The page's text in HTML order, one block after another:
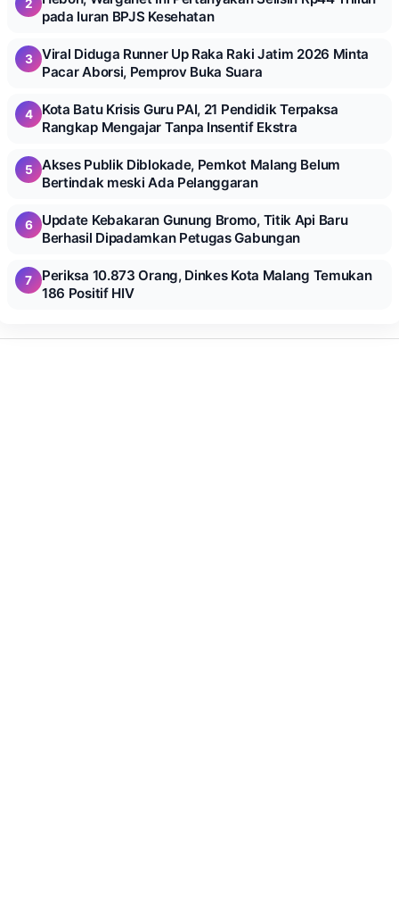
2
pada Iuran BPJS Kesehatan
3
Viral Diduga Runner Up Raka Raki Jatim 2026 Minta
Pacar Aborsi, Pemprov Buka Suara
4
Kota Batu Krisis Guru PAI, 21 Pendidik Terpaksa
Rangkap Mengajar Tanpa Insentif Ekstra
5
Akses Publik Diblokade, Pemkot Malang Belum
Bertindak meski Ada Pelanggaran
6
Update Kebakaran Gunung Bromo, Titik Api Baru
Berhasil Dipadamkan Petugas Gabungan
7
Periksa 10.873 Orang, Dinkes Kota Malang Temukan
186 Positif HIV